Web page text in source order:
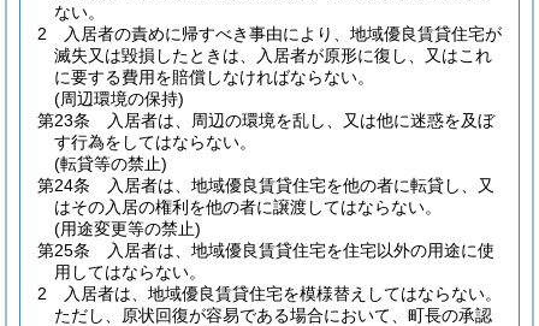
ない。
2
入居者の責めに帰すべき事由により、地域優良賃貸住宅が
滅失又は毀損したときは、入居者が原形に復し、又はこれ
に要する費用を賠償しなければならない。
(周辺環境の保持)
第23条
入居者は、周辺の環境を乱し、又は他に迷惑を及ぼ
す行為をしてはならない。
(転貸等の禁止)
第24条
入居者は、地域優良賃貸住宅を他の者に転貸し、又
はその入居の権利を他の者に譲渡してはならない。
(用途変更等の禁止)
第25条
入居者は、地域優良賃貸住宅を住宅以外の用途に使
用してはならない。
2
入居者は、地域優良賃貸住宅を模様替えしてはならない。
ただし、原状回復が容易である場合において、町長の承認